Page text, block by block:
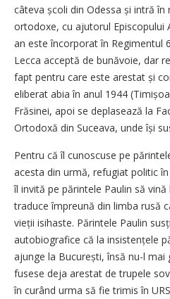
câteva școli din Odessa și intră în
ortodoxe, cu ajutorul Episcopului
an este încorporat în Regimentul
Lecca acceptă de bunăvoie, dar
fapt pentru care este arestat și
eliberat abia în anul 1944
Frăsinei, apoi se deplasează la
Ortodoxă din Suceava, unde își
Pentru că îl cunoscuse pe
acesta din urmă, refugiat politic
îl invită pe părintele Paulin să
traduce împreună din limba rusă
vieții isihaste. Părintele Paulin
autobiografice că la insistențele
ajunge la București, însă nu-l
fusese deja arestat de trupele
în curând urma să fie trimis în